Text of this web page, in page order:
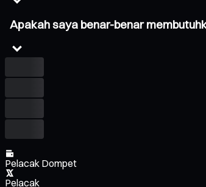
Apakah saya benar-benar
Pelacak Dompet
Pelacak